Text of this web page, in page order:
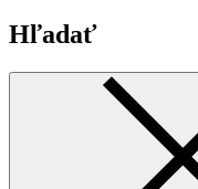
Hľadať